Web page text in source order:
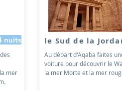
mer
nuits le Sud de la
Au départ d'Aqaba faites
voiture pour découvrir le
la mer Morte et la mer